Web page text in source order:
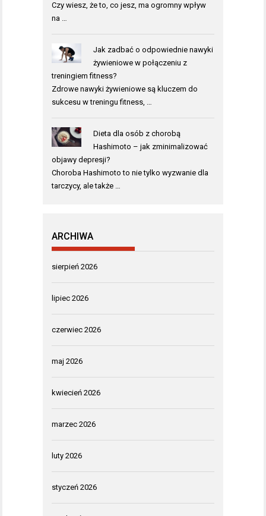
Czy wiesz, że to, co jesz, ma ogromny wpływ
na …
Jak zadbać o odpowiednie nawyki
żywieniowe w połączeniu z
treningiem fitness?
Zdrowe nawyki żywieniowe są kluczem do
sukcesu w treningu fitness, …
Dieta dla osób z chorobą
Hashimoto – jak zminimalizować
objawy depresji?
Choroba Hashimoto to nie tylko wyzwanie dla
tarczycy, ale także …
ARCHIWA
sierpień 2026
lipiec 2026
czerwiec 2026
maj 2026
kwiecień 2026
marzec 2026
luty 2026
styczeń 2026